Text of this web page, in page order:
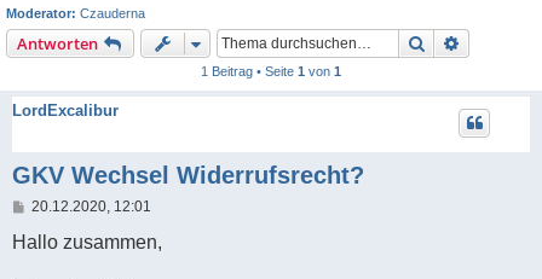
Moderator: Czauderna
Antworten Suche
1 Beitrag • Seite 1 von 1
LordExcalibur
GKV Wechsel Widerrufsrecht?
B
i
20.12.2020, 12:01
Hallo zusammen,